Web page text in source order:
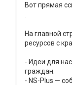
Вот прямая
На главной
ресурсов с
- Идеи для
граждан.
- NS-Plus —